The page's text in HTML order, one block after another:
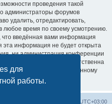
для
работы.
проведения такой
администраторы форумов
удалить, отредактировать,
любое время по своему усмотрению.
что введённая вами информация
эта информация не будет открыта
ни администрация конференции
не может быть ответственна
к несанкционированному
UTC+03:00